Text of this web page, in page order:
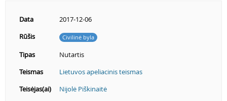
Data
2017-12-06
Rūšis
Civilinė byla
Tipas
Nutartis
Teismas
Lietuvos apeliacinis teismas
Teisėjas(ai)
Nijolė Piškinaitė